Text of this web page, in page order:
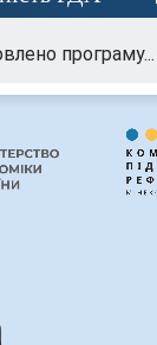
програму...